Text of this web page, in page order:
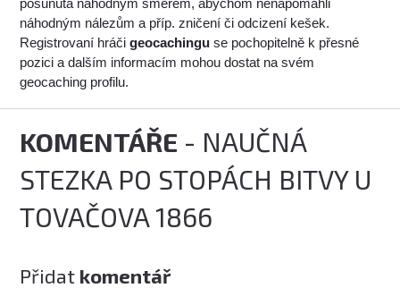
posunuta náhodným směrem, abychom nenapomáhli
náhodným nálezům a příp. zničení či odcizení kešek.
Registrovaní hráčigeocachingu se pochopitelně k přesné
pozici a dalším informacím mohou dostat na svém
geocaching profilu.
KOMENTÁŘE - NAUČNÁ
STEZKA PO STOPÁCH BITVY U
TOVAČOVA 1866
Přidat komentář